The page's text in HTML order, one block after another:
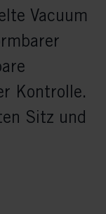
Vacuum
Kontrolle.
Sitz und